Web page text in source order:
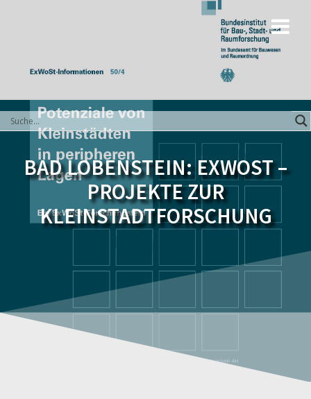
BAD LOBENSTEIN: EXWOST –
PROJEKTE ZUR
KLEINSTADTFORSCHUNG